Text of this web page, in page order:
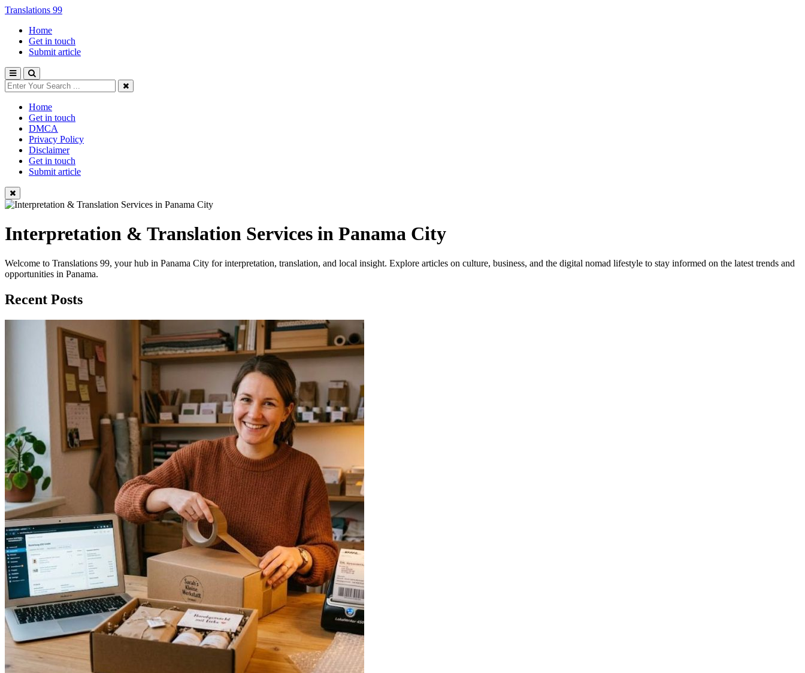
Translations 99
Home
Get in touch
Submit article
Home
Get in touch
DMCA
Privacy Policy
Disclaimer
Get in touch
Submit article
Interpretation & Translation Services in Panama City
Welcome to Translations 99, your hub in Panama City for interpretation, translation, and local insight. Explore articles on culture, business, and the digital nomad lifestyle to stay informed on the latest trends and
opportunities in Panama.
Recent Posts